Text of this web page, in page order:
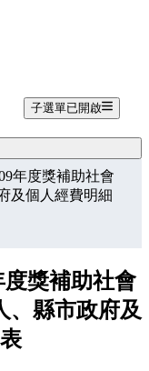
子選單已開啟
年度獎補助社會
及個人經費明細
獎補助社會
、縣市政府及